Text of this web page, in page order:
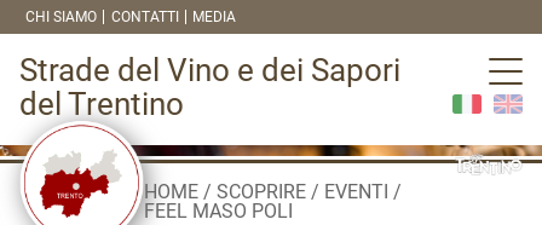
CHI SIAMO CONTATTI MEDIA
Strade del Vino e dei Sapori
del Trentino
HOME SCOPRIRE
EVENTI
FEEL MASO POLI